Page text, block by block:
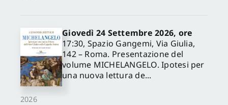
2026
Giovedì 24 Settembre 2026, ore
17:30, Spazio Gangemi, Via Giulia,
142 – Roma. Presentazione del
volume MICHELANGELO. Ipotesi per
una nuova lettura de...